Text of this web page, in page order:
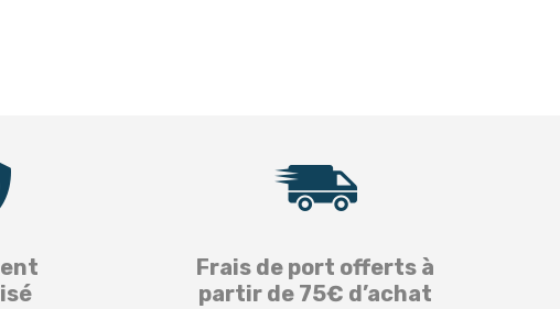
Frais de port offerts à
partir de 75€ d’achat